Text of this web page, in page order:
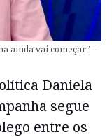
ainda vai começar” –
Daniela
segue
entre os